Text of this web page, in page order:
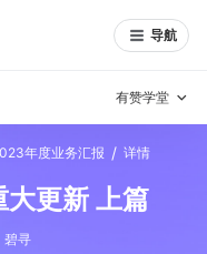
导航
有赞学堂
年度业务汇报 / 详情
更新 上篇
碧寻